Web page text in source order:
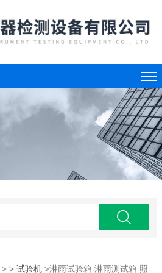
> >试验机 >淋雨试验箱 淋雨测试箱 照